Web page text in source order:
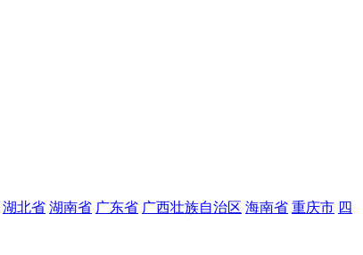
湖北省 湖南省 广东省 广西壮族自治区 海南省 重庆市 四